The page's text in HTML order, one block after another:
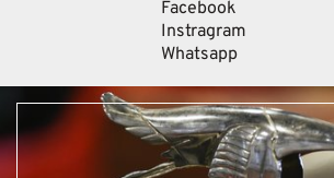
Facebook
Instragram
Whatsapp